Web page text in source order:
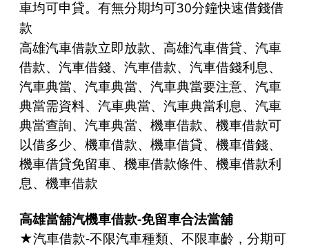
車均可申貸。有無分期均可30分鐘快速借錢借
款
高雄汽車借款立即放款、高雄汽車借貸、 汽車
借款、 汽車借錢、 汽車借款、 汽車借錢利息、
汽車典當、汽車典當、汽車典當要注意、汽車
典當需資料、汽車典當、汽車典當利息、汽車
典當查詢、汽車典當、機車借款、機車借款可
以借多少、機車借款、機車借貸、 機車借錢、
機車借貸免留車、 機車借款條件、機車借款利
息、機車借款
高雄當舖汽機車借款-免留車合法當舖
★汽車借款-不限汽車種類、不限車齡，分期可